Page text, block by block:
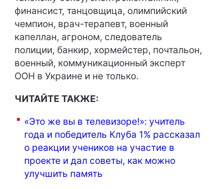
финансист, танцовщица, олимпийский
чемпион, врач-терапевт, военный
капеллан, агроном, следователь
полиции, банкир, хормейстер, почтальон,
военный, коммуникационный эксперт
ООН в Украине и не только.
ЧИТАЙТЕ ТАКЖЕ:
«Это же вы в телевизоре!»: учитель
года и победитель Клуба 1% рассказал
о реакции учеников на участие в
проекте и дал советы, как можно
улучшить память